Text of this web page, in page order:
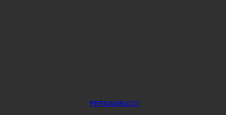
PERNAMBUCO